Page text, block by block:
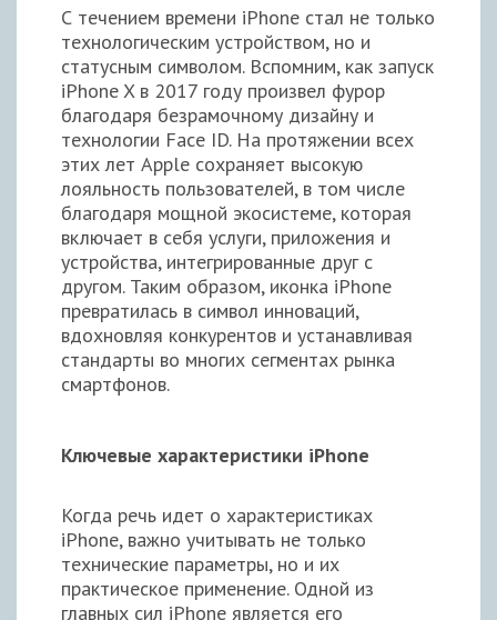
С течением времени iPhone стал не только
технологическим устройством, но и
статусным символом. Вспомним, как запуск
iPhone X в 2017 году произвел фурор
благодаря безрамочному дизайну и
технологии Face ID. На протяжении всех
этих лет Apple сохраняет высокую
лояльность пользователей, в том числе
благодаря мощной экосистеме, которая
включает в себя услуги, приложения и
устройства, интегрированные друг с
другом. Таким образом, иконка iPhone
превратилась в символ инноваций,
вдохновляя конкурентов и устанавливая
стандарты во многих сегментах рынка
смартфонов.
Ключевые характеристики iPhone
Когда речь идет о характеристиках
iPhone, важно учитывать не только
технические параметры, но и их
практическое применение. Одной из
главных сил iPhone является его